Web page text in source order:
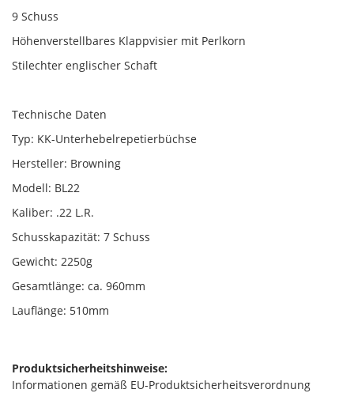
9 Schuss
Höhenverstellbares Klappvisier mit Perlkorn
Stilechter englischer Schaft
Technische Daten
Typ: KK-Unterhebelrepetierbüchse
Hersteller: Browning
Modell: BL22
Kaliber: .22 L.R.
Schusskapazität: 7 Schuss
Gewicht: 2250g
Gesamtlänge: ca. 960mm
Lauflänge: 510mm
Produktsicherheitshinweise:
Informationen gemäß EU-Produktsicherheitsverordnung